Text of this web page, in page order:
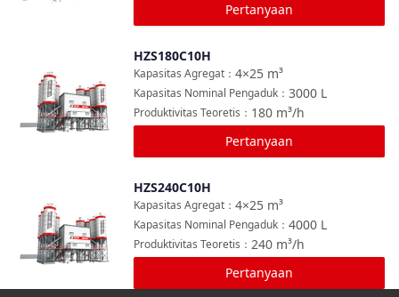
Pertanyaan
HZS180C10H
4×25 m³
Kapasitas Agregat ：
3000 L
Kapasitas Nominal Pengaduk ：
180 m³/h
Produktivitas Teoretis ：
Pertanyaan
HZS240C10H
4×25 m³
Kapasitas Agregat ：
4000 L
Kapasitas Nominal Pengaduk ：
240 m³/h
Produktivitas Teoretis ：
Pertanyaan